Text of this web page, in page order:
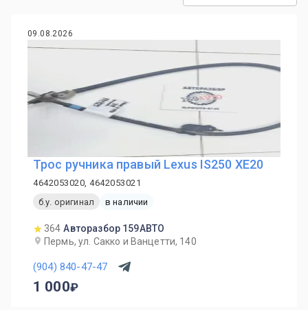
09.08.2026
Трос ручника правый Lexus IS250 XE20
4642053020, 4642053021
б.у. оригинал
в наличии
364 Авторазбор 159АВТО
Пермь, ул. Сакко и Ванцетти, 140
(904) 840-47-47
1 000